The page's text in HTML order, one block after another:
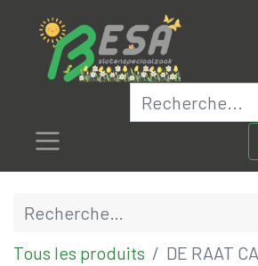
Tous les produits DE RAAT